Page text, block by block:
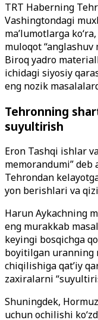
TRT Haberning
Vashingtondagi
ma’lumotlarga
muloqot “anglashuv
Biroq yadro
ichidagi siyosiy
eng nozik
Tehronning
suyultirish
Eron Tashqi ishlar
memorandumi”
Tehrondan
yon berishlari va
Harun Aykachning
eng murakkab
keyingi bosqichga
boyitilgan uranning
chiqilishiga qat’iy
zaxiralarni
Shuningdek,
uchun ochilishi